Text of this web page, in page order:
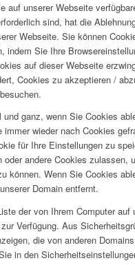
auf unserer Webseite
sind, hat die
Webseite. Sie können
indem Sie Ihre
auf dieser Webseite
Cookies zu akzeptieren /
ganz, wenn Sie Cookies
wieder nach Cookies
für Ihre Einstellungen zu
oder andere Cookies zulassen,
können. Wenn Sie Cookies
Domain entfernt.
der von Ihrem Computer auf
Verfügung. Aus
die von anderen
in den